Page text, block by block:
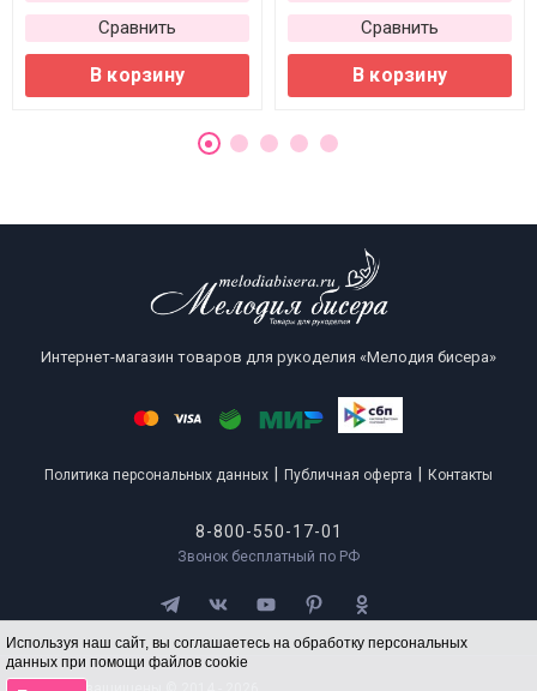
Используя наш сайт, вы соглашаетесь на обработку персональных
данных при помощи файлов cookie
Сравнить
В корзину
Сравнить
В корзину
Интернет-магазин товаров для рукоделия «Мелодия бисера»
Политика персональных данных Публичная оферта Контакты
8-800-550-17-01
Звонок бесплатный по РФ